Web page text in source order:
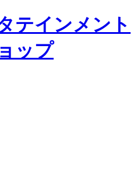
テインメント
ップ